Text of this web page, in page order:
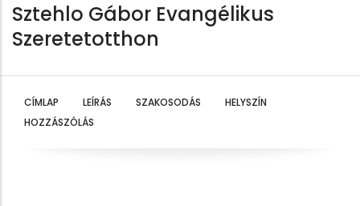
Sztehlo Gábor Evangélikus
Szeretetotthon
CÍMLAP LEÍRÁS SZAKOSODÁS
HELYSZÍN
HOZZÁSZÓLÁS